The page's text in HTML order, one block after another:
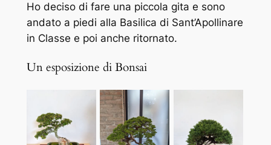
Ho deciso di fare una piccola gita e sono
andato a piedi alla Basilica di Sant’Apollinare
in Classe e poi anche ritornato.
Un esposizione di Bonsai